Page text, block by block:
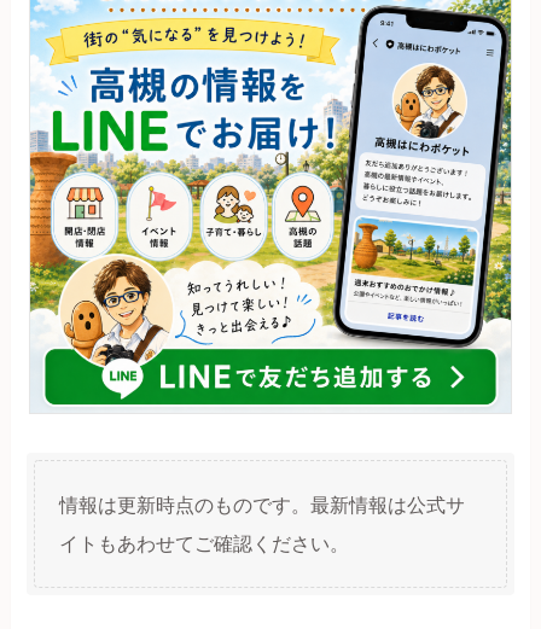
情報は更新時点のものです。最新情報は公式サ
イトもあわせてご確認ください。